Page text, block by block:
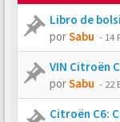
Libro de
porSabu - 14
VIN Citroën
porSabu - 22
Citroën C6: